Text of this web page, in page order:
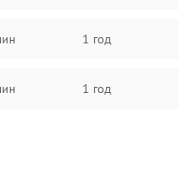
1 год
1 год